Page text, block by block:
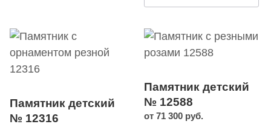
Памятник детский
№ 12316
Памятник детский
№ 12588
от 71 300 руб.